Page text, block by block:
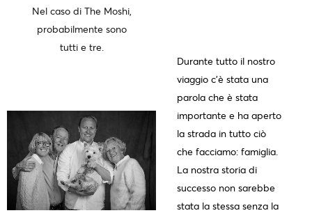
Nel caso di The Moshi,
probabilmente sono
tutti e tre.
Durante tutto il nostro
viaggio c'è stata una
parola che è stata
importante e ha aperto
la strada in tutto ciò
che facciamo: famiglia.
La nostra storia di
successo non sarebbe
stata la stessa senza la